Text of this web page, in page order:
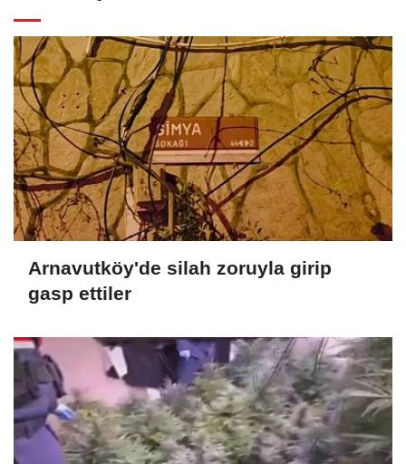
Arnavutköy'de silah zoruyla girip
gasp ettiler